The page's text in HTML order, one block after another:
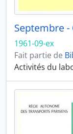
Septembre
1961-09-ex
Fait partie de
Activités du